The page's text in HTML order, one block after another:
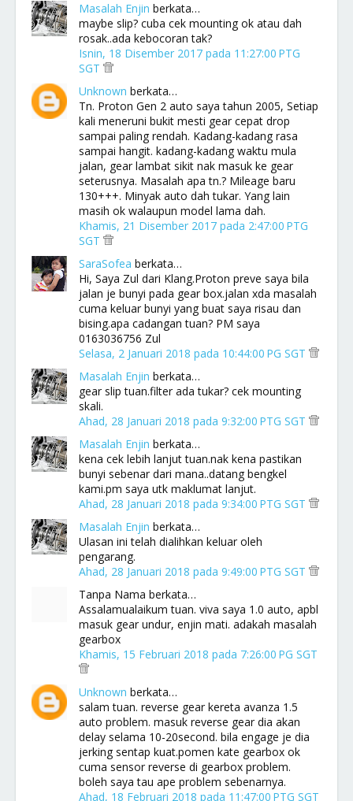
Masalah Enjin berkata…
maybe slip? cuba cek mounting ok atau dah
rosak..ada kebocoran tak?
Isnin, 18 Disember 2017 pada 11:27:00 PTG
SGT
Unknown berkata…
Tn. Proton Gen 2 auto saya tahun 2005, Setiap
kali meneruni bukit mesti gear cepat drop
sampai paling rendah. Kadang-kadang rasa
sampai hangit. kadang-kadang waktu mula
jalan, gear lambat sikit nak masuk ke gear
seterusnya. Masalah apa tn.? Mileage baru
130+++. Minyak auto dah tukar. Yang lain
masih ok walaupun model lama dah.
Khamis, 21 Disember 2017 pada 2:47:00 PTG
SGT
SaraSofea berkata…
Hi, Saya Zul dari Klang.Proton preve saya bila
jalan je bunyi pada gear box.jalan xda masalah
cuma keluar bunyi yang buat saya risau dan
bising.apa cadangan tuan? PM saya
0163036756 Zul
Selasa, 2 Januari 2018 pada 10:44:00 PG SGT
Masalah Enjin berkata…
gear slip tuan.filter ada tukar? cek mounting
skali.
Ahad, 28 Januari 2018 pada 9:32:00 PTG SGT
Masalah Enjin berkata…
kena cek lebih lanjut tuan.nak kena pastikan
bunyi sebenar dari mana..datang bengkel
kami.pm saya utk maklumat lanjut.
Ahad, 28 Januari 2018 pada 9:34:00 PTG SGT
Masalah Enjin berkata…
Ulasan ini telah dialihkan keluar oleh
pengarang.
Ahad, 28 Januari 2018 pada 9:49:00 PTG SGT
Tanpa Nama berkata…
Assalamualaikum tuan. viva saya 1.0 auto, apbl
masuk gear undur, enjin mati. adakah masalah
gearbox
Khamis, 15 Februari 2018 pada 7:26:00 PG SGT
Unknown berkata…
salam tuan. reverse gear kereta avanza 1.5
auto problem. masuk reverse gear dia akan
delay selama 10-20second. bila engage je dia
jerking sentap kuat.pomen kate gearbox ok
cuma sensor reverse di gearbox problem.
boleh saya tau ape problem sebenarnya.
Ahad, 18 Februari 2018 pada 11:47:00 PTG SGT